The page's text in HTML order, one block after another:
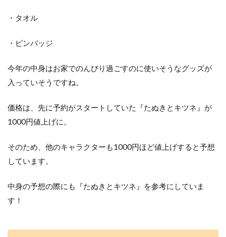
・タオル
・ピンバッジ
今年の中身はお家でのんびり過ごすのに使いそうなグッズが
入っていそうですね。
価格は、先に予約がスタートしていた『たぬきとキツネ』が
1000円値上げに。
そのため、他のキャラクターも1000円ほど値上げすると予想
しています。
中身の予想の際にも『たぬきとキツネ』を参考にしていま
す！